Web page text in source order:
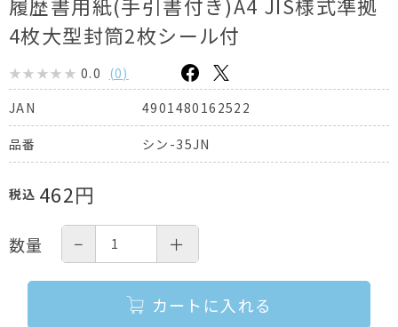
4枚大型封筒2枚シール付
0.0 (0)
JAN
4901480162522
品番 シン-35JN
税込 462円
数量 − ＋
カートに入れる